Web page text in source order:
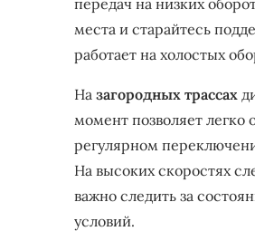
передач на низких
места и старайтесь
работает на холостых
На загородных трассах
момент позволяет легко
регулярном
На высоких скоростях
важно следить за
условий.